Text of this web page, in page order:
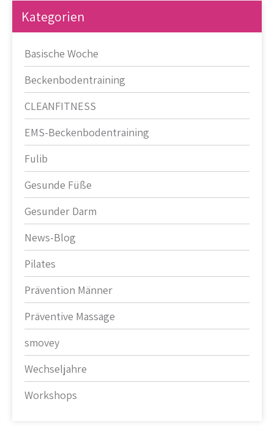
Kategorien
Basische Woche
Beckenbodentraining
CLEANFITNESS
EMS-Beckenbodentraining
Fulib
Gesunde Füße
Gesunder Darm
News-Blog
Pilates
Prävention Männer
Präventive Massage
smovey
Wechseljahre
Workshops